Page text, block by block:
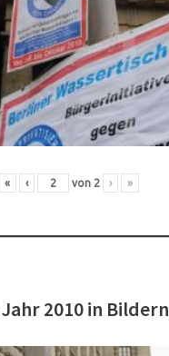
« ‹ von 2 › »
Jahr 2010 in Bildern